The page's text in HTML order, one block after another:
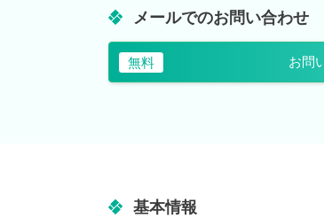
メールでのお問い合わせ
無料 お問
基本情報